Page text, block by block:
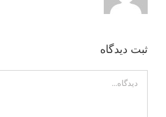
ثبت ديدگاه